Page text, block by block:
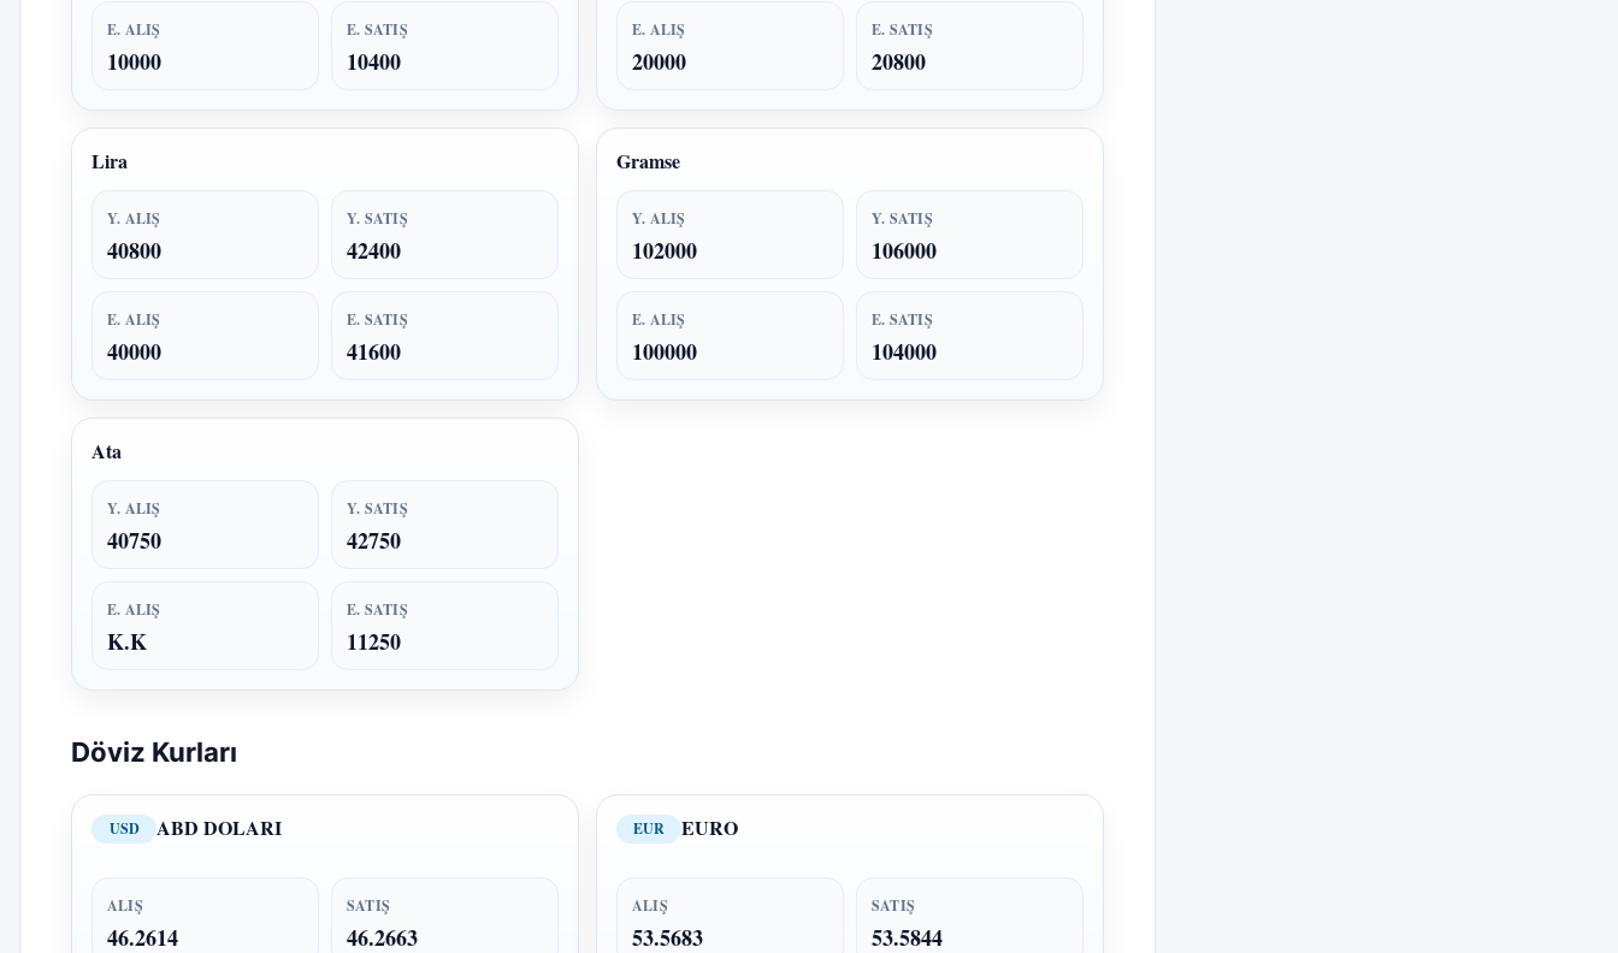
E. ALIŞ
10000
E. SATIŞ
10400
E. ALIŞ
20000
E. SATIŞ
20800
Lira
Y. ALIŞ
40800
Y. SATIŞ
42400
E. ALIŞ
40000
E. SATIŞ
41600
Gramse
Y. ALIŞ
102000
Y. SATIŞ
106000
E. ALIŞ
100000
E. SATIŞ
104000
Ata
Y. ALIŞ
40750
Y. SATIŞ
42750
E. ALIŞ
K.K
E. SATIŞ
11250
Döviz Kurları
USD ABD DOLARI
ALIŞ
46.2614
SATIŞ
46.2663
EUR EURO
ALIŞ
53.5683
SATIŞ
53.5844